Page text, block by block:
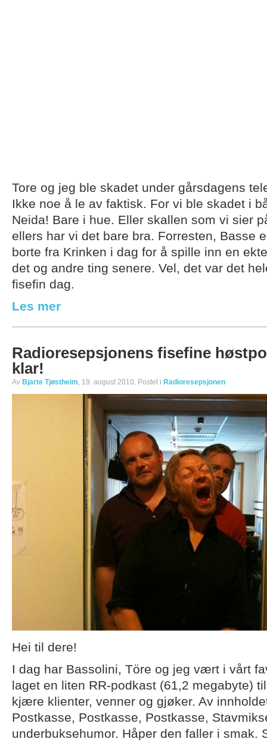
Tore og jeg ble skadet under gårsdagens
Ikke noe å le av faktisk. For vi ble skadet i
Neida! Bare i hue. Eller skallen som vi sier
ellers har vi det bare bra. Forresten, Basse
borte fra Krinken i dag for å spille inn en
det og andre ting senere. Vel, det var det
fisefin dag.
Les mer
Radioresepsjonens fisefine
klar!
Av Bjarte Tjøstheim, 19. august 2010. Postet i Radioresepsjonen
Hei til dere!
I dag har Bassolini, Töre og jeg vært i vårt
laget en liten RR-podkast (61,2 megabyte)
kjære klienter, venner og gjøker. Av
Postkasse, Postkasse, Postkasse,
underbuksehumor. Håper den faller i smak.